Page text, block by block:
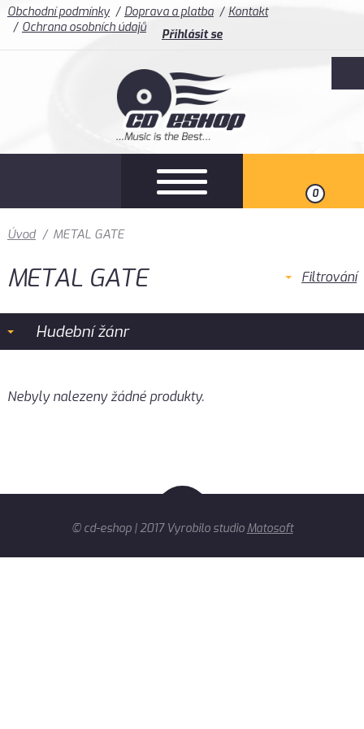
Obchodní podmínky Doprava a platba
Kontakt
Ochrana osobních údajů
Přihlásit se
0
Úvod / METAL GATE
METAL GATE Filtrování
Hudební žánr
Nebyly nalezeny žádné produkty.
© cd-eshop | 2017 Vyrobilo studio Matosoft